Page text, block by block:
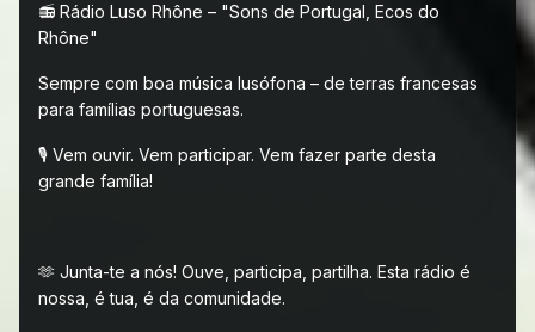
📻 Rádio Luso Rhône – "Sons de Portugal, Ecos do
Rhône"
Sempre com boa música lusófona – de terras francesas
para famílias portuguesas.
🎙️ Vem ouvir. Vem participar. Vem fazer parte desta
grande família!
🫶 Junta-te a nós! Ouve, participa, partilha. Esta rádio é
nossa, é tua, é da comunidade.